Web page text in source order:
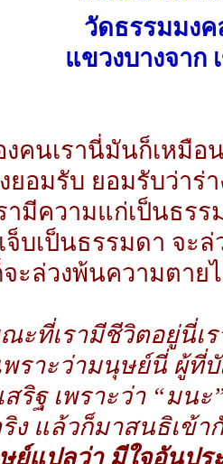
วัดธรรมมง
แขวงบางจาก
งคนเรานี่มันก็เหมื
ยอมรับ ยอมรับว่าร่
รามีความแก่เป็นธร
จ็บเป็นธรรมดา จะ
ะล่วงพ้นความตาย
ะที่เรามีชีวิตอยู่นี่เ
เพราะว่ามนุษย์นี่ ผู้
สริฐ เพราะว่า “มน
ริง แล้วก็มาสนธิเข้า
ย์แปลว่า มีใจอันปร